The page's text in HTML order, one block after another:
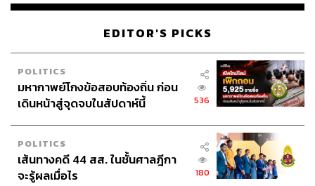
EDITOR'S PICKS
POLITICS
มหากาพย์โกงข้อสอบท้องถิ่น ก่อน
เดินหน้าสู่จุดจบในสัปดาห์นี้
536
POLITICS
เส้นทางคดี 44 สส. ในชั้นศาลฎีกา
จะรู้ผลเมื่อไร
180